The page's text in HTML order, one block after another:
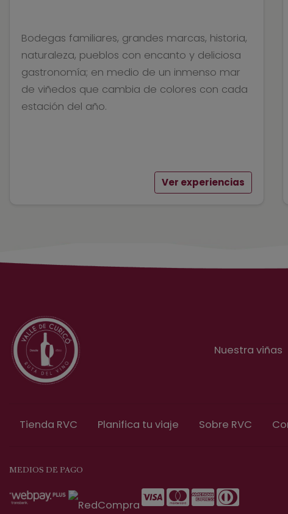
Bodegas familiares, grandes marcas, historia,
naturaleza, pueblos con encanto y deliciosa
gastronomía; en medio de un inmenso mar
de viñedos que cambia de colores con cada
estación del año.
Ver experiencias
Nuestra viñas
Tienda RVC Planifica tu viaje Sobre RVC
MEDIOS DE PAGO